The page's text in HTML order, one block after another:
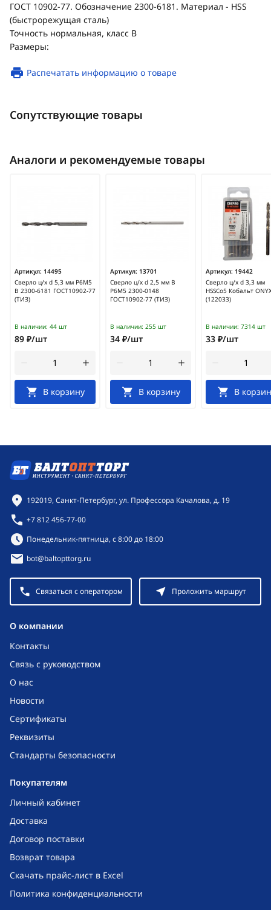
ГОСТ 10902-77. Обозначение 2300-6181. Материал - HSS
(быстрорежущая сталь)
Точность нормальная, класс В
Размеры:
Распечатать информацию о товаре
Сопутствующие товары
Аналоги и рекомендуемые товары
Артикул: 14495
Сверло ц/х d 5,3 мм Р6М5
В 2300-6181 ГОСТ10902-77
(ТИЗ)
В наличии: 44 шт
89 ₽/шт
В корзину
Артикул: 13701
Сверло ц/х d 2,5 мм В
Р6М5 2300-0148
ГОСТ10902-77 (ТИЗ)
В наличии: 255 шт
34 ₽/шт
В корзину
Артикул: 19442
Сверло ц/х d 3,3 мм
HSSCo5 Кобальт
(122033)
В наличии: 7314 шт
33 ₽/шт
В
O компании
Контакты
Связь с руководством
О нас
Новости
Сертификаты
Реквизиты
Стандарты безопасности
Покупателям
Личный кабинет
Доставка
Договор поставки
Возврат товара
Скачать прайс-лист в Excel
Политика конфиденциальности
Контактная информация
192019, Санкт-Петербург, ул. Профессора Качалова, д. 19
+7 812 456-77-00
Режим работы:
Понедельник-пятница, с 8:00 до 18:00
bot@baltopttorg.ru
Связаться с оператором Проложить маршрут